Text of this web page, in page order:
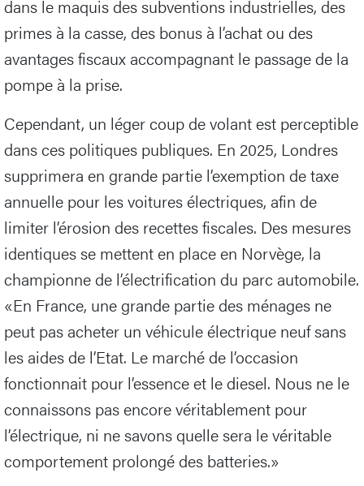
dans le maquis des subventions industrielles, des
primes à la casse, des bonus à l’achat ou des
avantages fiscaux accompagnant le passage de la
pompe à la prise.
Cependant, un léger coup de volant est perceptible
dans ces politiques publiques. En 2025, Londres
supprimera en grande partie l’exemption de taxe
annuelle pour les voitures électriques, afin de
limiter l’érosion des recettes fiscales. Des mesures
identiques se mettent en place en Norvège, la
championne de l’électrification du parc automobile.
«En France, une grande partie des ménages ne
peut pas acheter un véhicule électrique neuf sans
les aides de l’Etat. Le marché de l’occasion
fonctionnait pour l’essence et le diesel. Nous ne le
connaissons pas encore véritablement pour
l’électrique, ni ne savons quelle sera le véritable
comportement prolongé des batteries.»